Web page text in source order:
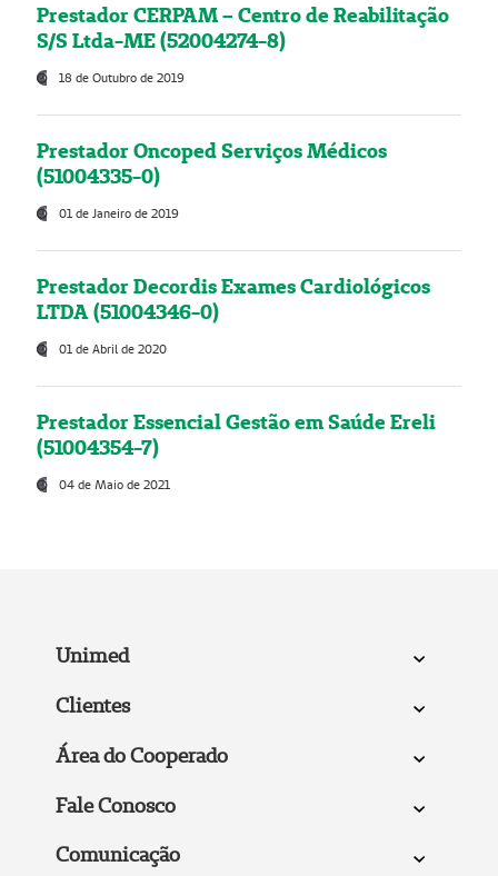
Prestador CERPAM – Centro de Reabilitação
S/S Ltda-ME (52004274-8)
18 de Outubro de 2019
Prestador Oncoped Serviços Médicos
(51004335-0)
01 de Janeiro de 2019
Prestador Decordis Exames Cardiológicos
LTDA (51004346-0)
01 de Abril de 2020
Prestador Essencial Gestão em Saúde Ereli
(51004354-7)
04 de Maio de 2021
Unimed
Clientes
Área do Cooperado
Fale Conosco
Comunicação